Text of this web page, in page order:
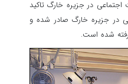
در جزیره خارگتاکید
در جزیره خارگ صادر شده و
شده است.